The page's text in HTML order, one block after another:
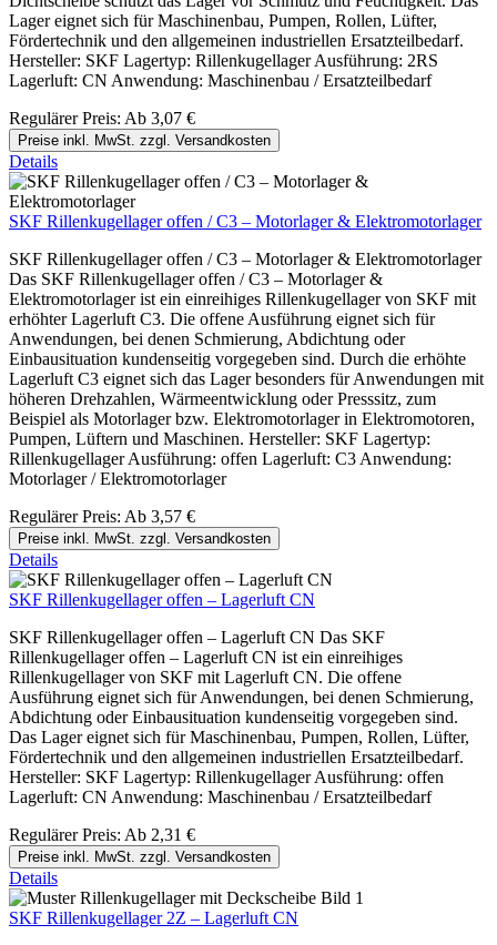
Lager eignet sich für Maschinenbau, Pumpen, Rollen, Lüfter,
Fördertechnik und den allgemeinen industriellen Ersatzteilbedarf.
Hersteller: SKF Lagertyp: Rillenkugellager Ausführung: 2RS
Lagerluft: CN Anwendung: Maschinenbau / Ersatzteilbedarf
Regulärer Preis: Ab 3,07 €
Preise inkl. MwSt. zzgl. Versandkosten
Details
SKF Rillenkugellager offen / C3 – Motorlager & Elektromotorlager
SKF Rillenkugellager offen / C3 – Motorlager & Elektromotorlager
Das SKF Rillenkugellager offen / C3 – Motorlager &
Elektromotorlager ist ein einreihiges Rillenkugellager von SKF mit
erhöhter Lagerluft C3. Die offene Ausführung eignet sich für
Anwendungen, bei denen Schmierung, Abdichtung oder
Einbausituation kundenseitig vorgegeben sind. Durch die erhöhte
Lagerluft C3 eignet sich das Lager besonders für Anwendungen mit
höheren Drehzahlen, Wärmeentwicklung oder Presssitz, zum
Beispiel als Motorlager bzw. Elektromotorlager in Elektromotoren,
Pumpen, Lüftern und Maschinen. Hersteller: SKF Lagertyp:
Rillenkugellager Ausführung: offen Lagerluft: C3 Anwendung:
Motorlager / Elektromotorlager
Regulärer Preis: Ab 3,57 €
Preise inkl. MwSt. zzgl. Versandkosten
Details
SKF Rillenkugellager offen – Lagerluft CN
SKF Rillenkugellager offen – Lagerluft CN Das SKF
Rillenkugellager offen – Lagerluft CN ist ein einreihiges
Rillenkugellager von SKF mit Lagerluft CN. Die offene
Ausführung eignet sich für Anwendungen, bei denen Schmierung,
Abdichtung oder Einbausituation kundenseitig vorgegeben sind.
Das Lager eignet sich für Maschinenbau, Pumpen, Rollen, Lüfter,
Fördertechnik und den allgemeinen industriellen Ersatzteilbedarf.
Hersteller: SKF Lagertyp: Rillenkugellager Ausführung: offen
Lagerluft: CN Anwendung: Maschinenbau / Ersatzteilbedarf
Regulärer Preis: Ab 2,31 €
Preise inkl. MwSt. zzgl. Versandkosten
Details
SKF Rillenkugellager 2Z – Lagerluft CN